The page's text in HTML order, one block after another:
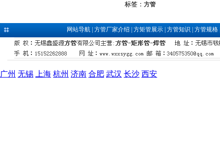
标签： 方管
网站导航| 方管厂家介绍 方矩管展示| 方管知识 方管规格
广州 无锡 上海 杭州 济南 合肥 武汉 长沙 西安